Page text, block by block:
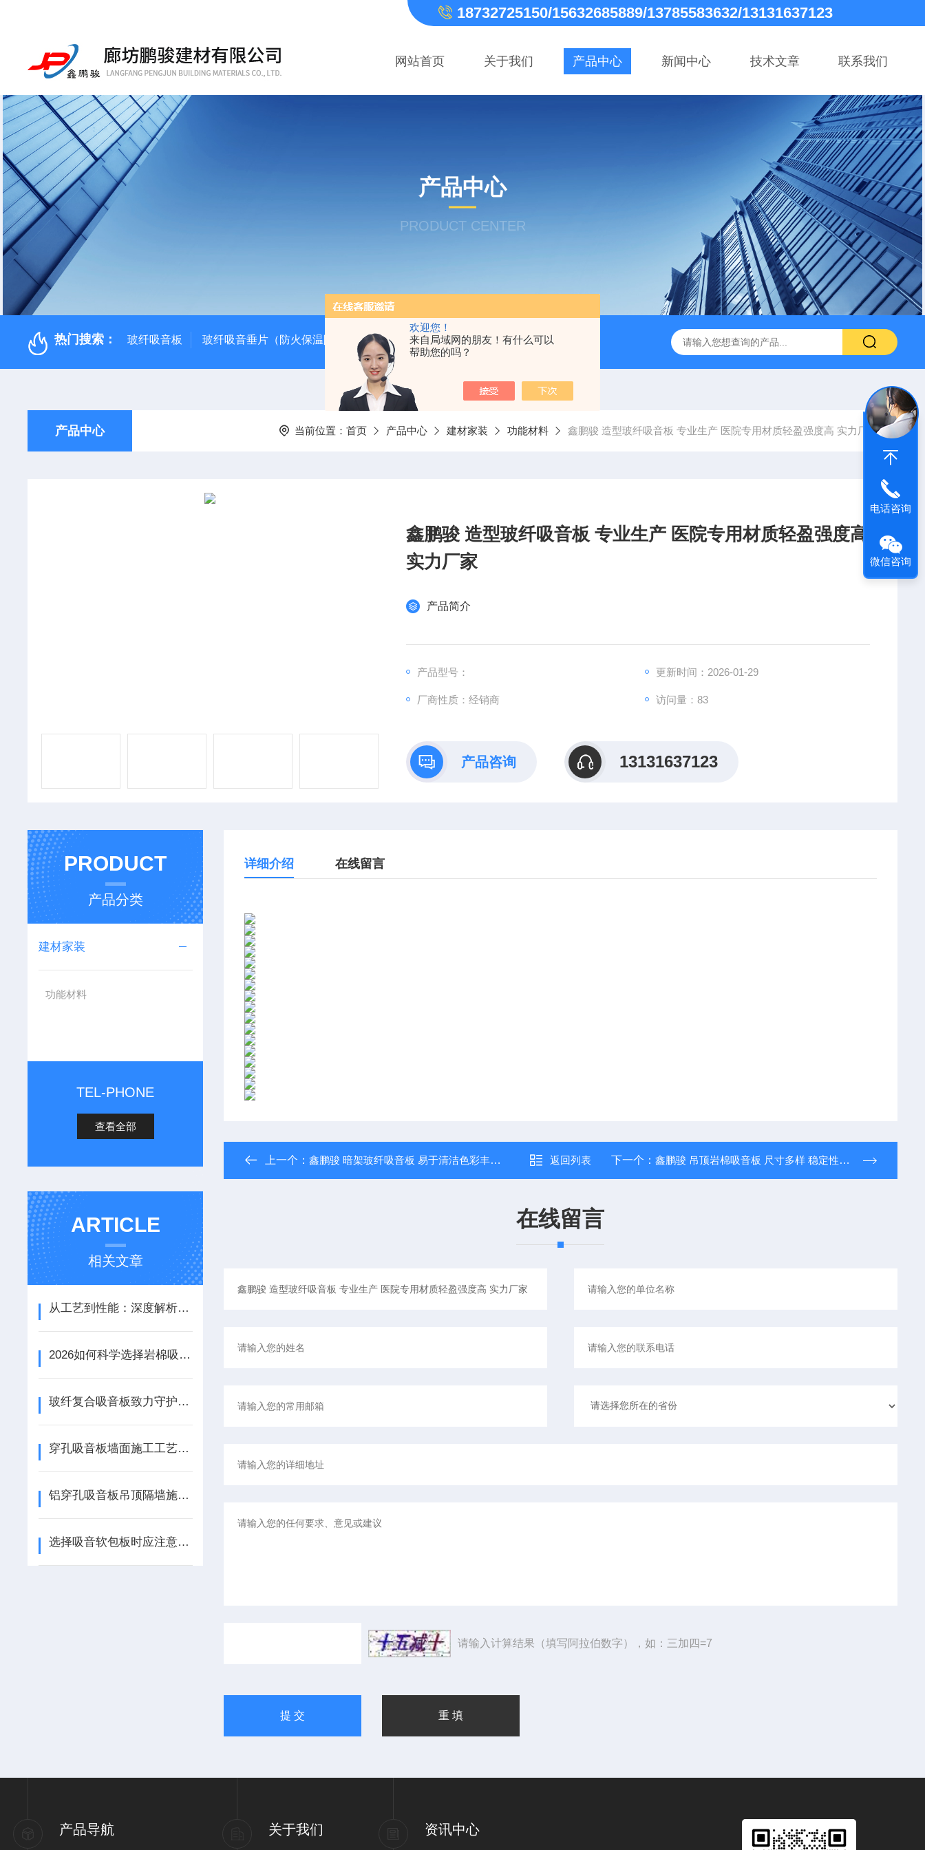
欢迎您！
来自局域网的朋友！有什么可以
帮助您的吗？
18732725150/15632685889/13785583632/13131637123
网站首页 关于我们 产品中心 新闻中心 技术文章 联系我们
产品中心
PRODUCT CENTER
热门搜索： 玻纤吸音板 玻纤吸音垂片（防火保温隔音降噪） 岩棉吸音板（吊顶专用装饰材料） 600*600 600*1200鑫鹏骏 岩棉天花板 防火抗下陷 吸音吊顶 玻纤
产品中心 当前位置： 首页 产品中心 建材家装 功能材料 鑫鹏骏 造型玻纤吸音板 专业生产 医院专用材质轻盈强度高 实力厂家
鑫鹏骏 造型玻纤吸音板 专业生产 医院专用材质轻盈强度高
实力厂家
产品简介
产品型号： 更新时间：2026-01-29
厂商性质：经销商 访问量：83
产品咨询 13131637123
PRODUCT
产品分类
建材家装
功能材料
TEL-PHONE
查看全部
ARTICLE
相关文章
从工艺到性能：深度解析铝天花吸音板的结构优势与应用场景
2026如何科学选择岩棉吸音板：性能参数、安装工艺与场景适配
玻纤复合吸音板致力守护宁静资源
穿孔吸音板墙面施工工艺详解
铝穿孔吸音板吊顶隔墙施工工艺
选择吸音软包板时应注意以下几点
详细介绍 在线留言
上一个：鑫鹏骏 暗架玻纤吸音板 易于清洁色彩丰富 隔音性能优 大量供应 返回列表 下一个： 鑫鹏骏 吊顶岩棉吸音板 尺寸多样 稳定性好 支持定制
在线留言
请输入计算结果（填写阿拉伯数字），如：三加四=7
产品导航 关于我们 资讯中心
电话咨询
微信咨询